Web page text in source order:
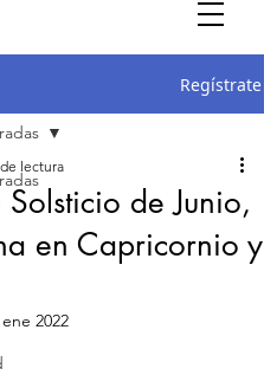
Regístrate
Solsticio de Junio,
en Capricornio y
lectura
ene 2022